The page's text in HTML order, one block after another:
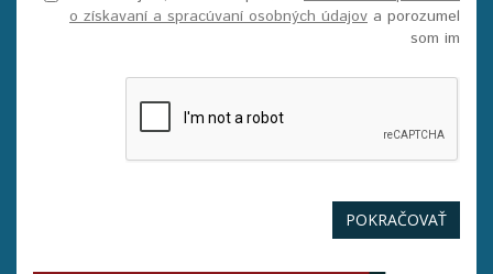
o získavaní a spracúvaní osobných údajov a porozumel
som im